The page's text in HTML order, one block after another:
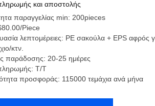
και αποστολής
παραγγελίας min: 200pieces
Piece
λεπτομέρειες: PE σακούλα + EPS αφρός
κτν.
παράδοσης: 20-25 ημέρες
Τ/Τ
προσφοράς: 115000 τεμάχια ανά μήνα